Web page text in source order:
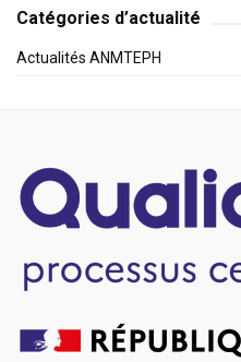
Catégories d’actualité
Actualités ANMTEPH